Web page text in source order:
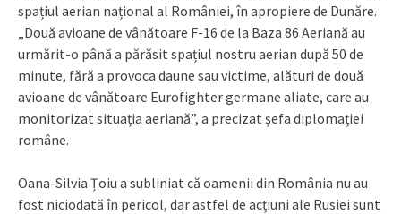
spațiul aerian național al României, în apropiere de Dunăre.
„Două avioane de vânătoare F-16 de la Baza 86 Aeriană au
urmărit-o până a părăsit spațiul nostru aerian după 50 de
minute, fără a provoca daune sau victime, alături de două
avioane de vânătoare Eurofighter germane aliate, care au
monitorizat situația aeriană”, a precizat șefa diplomației
române.
Oana-Silvia Țoiu a subliniat că oamenii din România nu au
fost niciodată în pericol, dar astfel de acțiuni ale Rusiei sunt